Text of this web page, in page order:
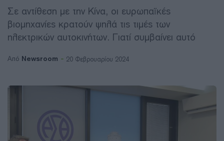
Σε αντίθεση με την Κίνα, οι ευρωπαϊκές
βιομηχανίες κρατούν ψηλά τις τιμές των
ηλεκτρικών αυτοκινήτων. Γιατί συμβαίνει αυτό
Από Newsroom 20 Φεβρουαρίου 2024